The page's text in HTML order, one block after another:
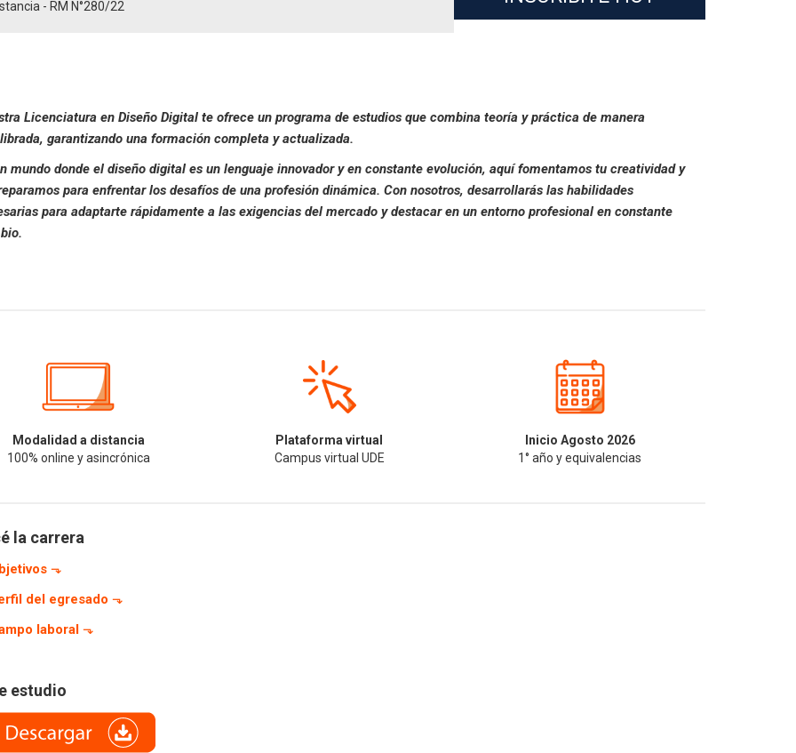
- RM N°280/22
Licenciatura en Diseño Digital te ofrece un programa de estudios que combina teoría y práctica de manera
garantizando una formación completa y actualizada.
mundo donde el diseño digital es un lenguaje innovador y en constante evolución, aquí fomentamos tu creatividad y
para enfrentar los desafíos de una profesión dinámica. Con nosotros, desarrollarás las habilidades
para adaptarte rápidamente a las exigencias del mercado y destacar en un entorno profesional en constante
Modalidad a distancia
100% online y asincrónica
Plataforma virtual
Campus virtual UDE
Inicio Agosto 2026
1° año y equivalencias
la carrera
⬎
del egresado ⬎
laboral⬎
estudio